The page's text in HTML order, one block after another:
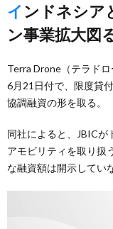
インドネシアとマレーシアで農業ドロー
ン事業拡大図
Terra Drone（テラド
6月21日付で、限度貸
協調融資の形を取る。
同社によると、JBICが
アモビリティを取り扱
な融資額は開示してい